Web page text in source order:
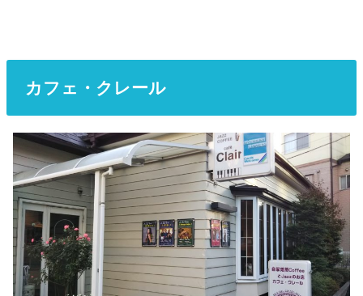
カフェ・クレール